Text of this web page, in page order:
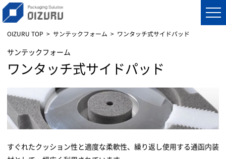
OIZURU TOP サンテックフォーム ワンタッチ式サイドパッド
サンテックフォーム
ワンタッチ式サイドパッド
すぐれたクッション性と適度な柔軟性、繰り返し使用する通函内装